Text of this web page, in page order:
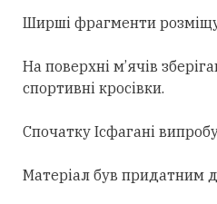
Ширші фрагменти
На поверхні м’ячів
спортивні кросівки.
Спочатку Ісфагані
Матеріал був придатним